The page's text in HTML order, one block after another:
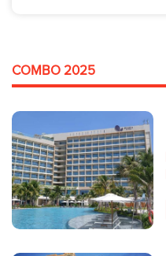
COMBO 2025